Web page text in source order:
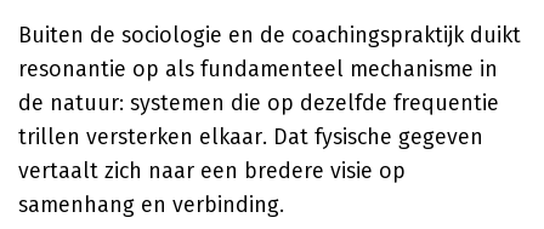
Buiten de sociologie en de coachingspraktijk duikt
resonantie op als fundamenteel mechanisme in
de natuur: systemen die op dezelfde frequentie
trillen versterken elkaar. Dat fysische gegeven
vertaalt zich naar een bredere visie op
samenhang en verbinding.